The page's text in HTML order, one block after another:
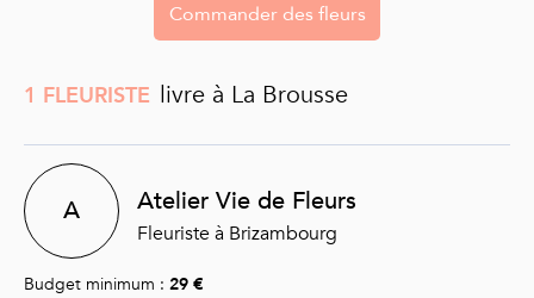
Commander des fleurs
1 FLEURISTE livre à La Brousse
A Atelier Vie de Fleurs
Fleuriste à Brizambourg
Budget minimum : 29 €